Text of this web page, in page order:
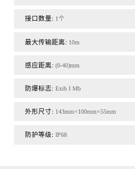
接口数量: 1个
最大传输距离: 10m
感应距离:(0-40)mm
防爆标志:Exib I Mb
外形尺寸: 143mm×100mm×55mm
防护等级:IP68